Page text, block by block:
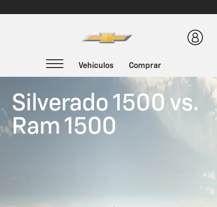
​Silverado 1500 vs.
Ram 1500